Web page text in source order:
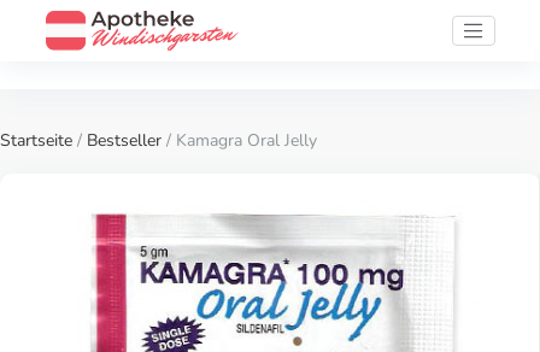
Startseite / Bestseller / Kamagra Oral Jelly